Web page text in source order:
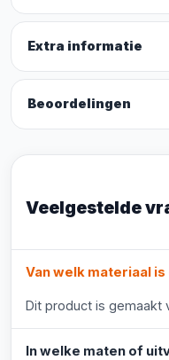
Extra informatie
Beoordelingen
Veelgestelde
Van welk materiaal
Dit product is gemaakt
In welke maten of